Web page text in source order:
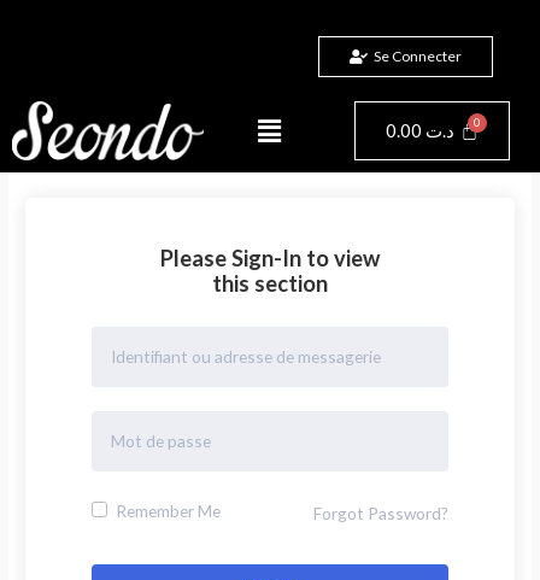
Se Connecter
Menu 0.00 د.ت Panier
Please Sign-In to view
this section
Remember Me Forgot Password?